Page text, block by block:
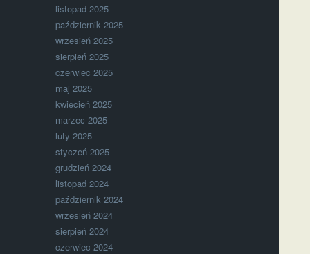
listopad 2025
październik 2025
wrzesień 2025
sierpień 2025
czerwiec 2025
maj 2025
kwiecień 2025
marzec 2025
luty 2025
styczeń 2025
grudzień 2024
listopad 2024
październik 2024
wrzesień 2024
sierpień 2024
czerwiec 2024